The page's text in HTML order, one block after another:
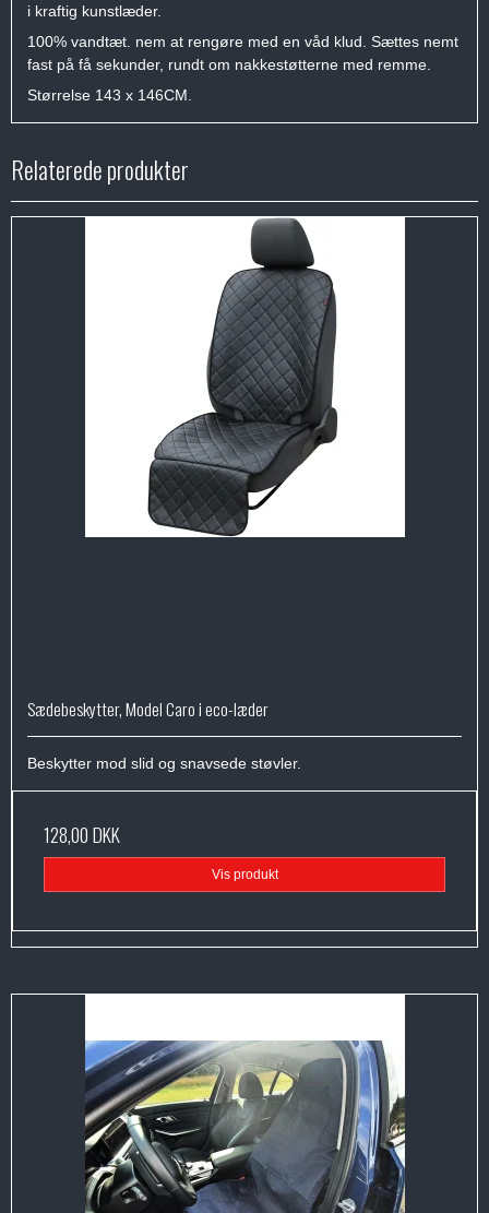
i kraftig kunstlæder.
100% vandtæt. nem at rengøre med en våd klud. Sættes nemt
fast på få sekunder, rundt om nakkestøtterne med remme.
Størrelse 143 x 146CM.
Relaterede produkter
Sædebeskytter, Model Caro i eco-læder
Beskytter mod slid og snavsede støvler.
128,00 DKK
Vis produkt